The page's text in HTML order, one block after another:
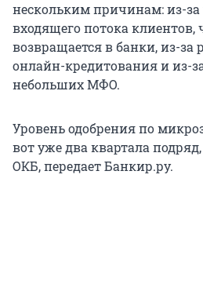
нескольким причинам: из-
входящего потока клиентов,
возвращается в банки, из-за
онлайн-кредитования и из-
небольших МФО.
Уровень одобрения по
вот уже два квартала
ОКБ, передает Банкир.ру.